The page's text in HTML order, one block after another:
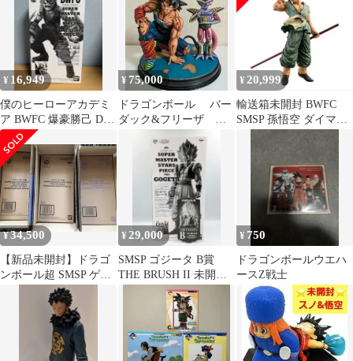
¥ 16,949
僕のヒーローアカデミ
ア BWFC 爆豪勝己 D賞
二次元彩色
¥ 75,000
ドラゴンボール バー
ダック&フリーザ フ
ルリペイント 二次元
彩色(台座付き)
¥ 20,999
輸送箱未開封 BWFC
SMSP 孫悟空 ダイマツ
¥34,500
【新品未開封】ドラゴ
ンボール超 SMSP ゲン
キダマツリ フィギュア
3体セット
¥29,000
SMSP ゴジータ B賞
THE BRUSH II 未開封
半券付 109
¥ 750
ドラゴンボールウエハ
ースZ戦士